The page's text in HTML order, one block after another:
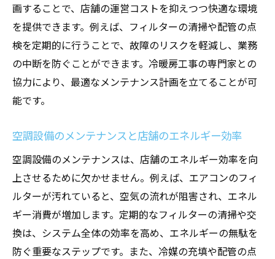
画することで、店舗の運営コストを抑えつつ快適な環境
を提供できます。例えば、フィルターの清掃や配管の点
検を定期的に行うことで、故障のリスクを軽減し、業務
の中断を防ぐことができます。冷暖房工事の専門家との
協力により、最適なメンテナンス計画を立てることが可
能です。
空調設備のメンテナンスと店舗のエネルギー効率
空調設備のメンテナンスは、店舗のエネルギー効率を向
上させるために欠かせません。例えば、エアコンのフィ
ルターが汚れていると、空気の流れが阻害され、エネル
ギー消費が増加します。定期的なフィルターの清掃や交
換は、システム全体の効率を高め、エネルギーの無駄を
防ぐ重要なステップです。また、冷媒の充填や配管の点